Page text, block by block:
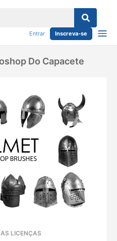
Entrar Inscreva-se
Do Capacete
AS LICENÇAS